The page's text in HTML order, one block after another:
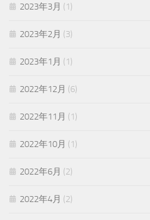
2023年3月 (1)
2023年2月 (3)
2023年1月 (1)
2022年12月 (6)
2022年11月 (1)
2022年10月 (1)
2022年6月 (2)
2022年4月 (2)